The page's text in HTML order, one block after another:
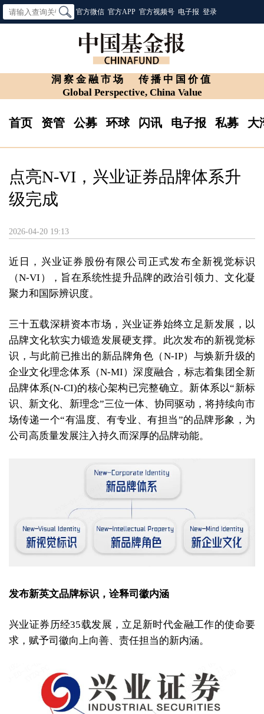
官方微信 官方APP 官方视频号 电子报 登录
洞察金融市场
传播中国价值
Global Perspective, China Value
首页 资管 公募 环球 闪讯 电子报 私募 大
点亮N-VI，兴业证券品牌体系升
级完成
2026-04-20 19:13
近日，兴业证券股份有限公司正式发布全新视觉标识
（N-VI），旨在系统性提升品牌的政治引领力、文化凝
聚力和国际辨识度。
三十五载深耕资本市场，兴业证券始终立足新发展，以
品牌文化软实力锻造发展硬支撑。此次发布的新视觉标
识，与此前已推出的新品牌角色（N-IP）与焕新升级的
企业文化理念体系（N-MI）深度融合，标志着集团全新
品牌体系(N-CI)的核心架构已完整确立。新体系以“新标
识、新文化、新理念”三位一体、协同驱动，将持续向市
场传递一个“有温度、有专业、有担当”的品牌形象，为
公司高质量发展注入持久而深厚的品牌动能。
发布新英文品牌标识，诠释司徽内涵
兴业证券历经35载发展，立足新时代金融工作的使命要
求，赋予司徽向上向善、责任担当的新内涵。